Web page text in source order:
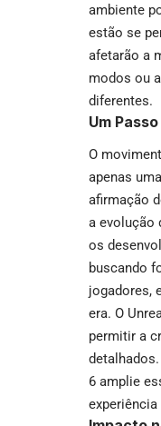
ambiente
estão se
afetarão a
modos ou
diferentes.
Um
O
apenas
afirmação
a evolução
os
buscando
jogadores,
era. O
permitir a
6 amplie